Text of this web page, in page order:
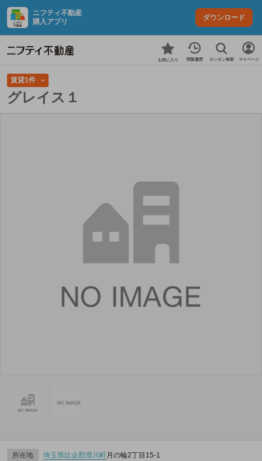
ニフティ不動産
購入アプリ
ダウンロード
お気に入り 閲覧履歴 カンタン検索 マイページ
賃貸1件
グレイス１
所在地 埼玉県比企郡滑川町月の輪2丁目15-1